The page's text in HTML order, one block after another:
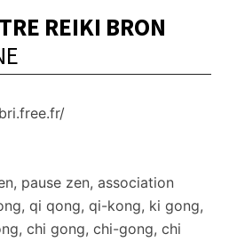
REIKI BRON
pause zen, association
qi qong, qi-kong, ki gong,
chi gong, chi-gong, chi